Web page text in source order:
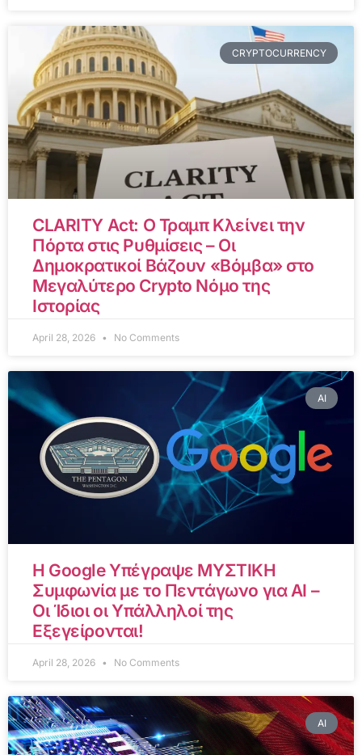
CRYPTOCURRENCY
CLARITY Act: Ο Τραμπ Κλείνει την
Πόρτα στις Ρυθμίσεις – Οι
Δημοκρατικοί Βάζουν «Βόμβα» στο
Μεγαλύτερο Crypto Νόμο της
Ιστορίας
April 28, 2026 No Comments
AI
Η Google Υπέγραψε ΜΥΣΤΙΚΗ
Συμφωνία με το Πεντάγωνο για AI –
Οι Ίδιοι οι Υπάλληλοί της
Εξεγείρονται!
April 28, 2026 No Comments
AI